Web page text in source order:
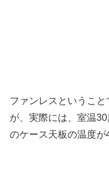
ファンレスというこ
が、実際には、室温
のケース天板の温度が